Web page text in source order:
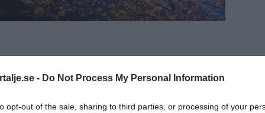
- Do Not Process My Personal Information
opt-out of the sale, sharing to third parties, or processing of your
Virtual Reality-teknik för att hjälpa
övervinna smärta och förbättra
anpassade övningar.